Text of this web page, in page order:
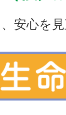
安心を